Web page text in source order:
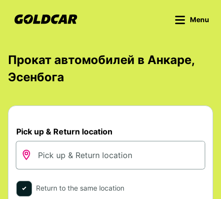
Menu
Прокат автомобилей в Анкаре,
Эсенбога
Pick up & Return location
Return to the same location